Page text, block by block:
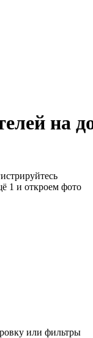
на
1 и откроем фото
или фильтры